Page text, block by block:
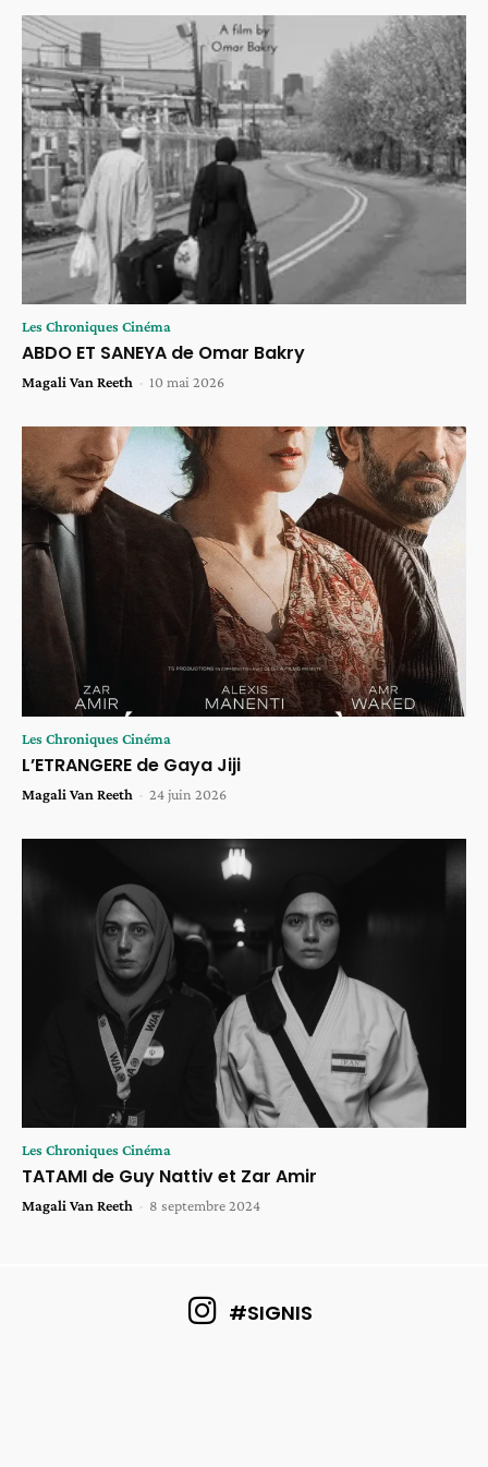
Les Chroniques Cinéma
ABDO ET SANEYA de Omar Bakry
Magali Van Reeth - 10 mai 2026
Les Chroniques Cinéma
L’ETRANGERE de Gaya Jiji
Magali Van Reeth - 24 juin 2026
Les Chroniques Cinéma
TATAMI de Guy Nattiv et Zar Amir
Magali Van Reeth - 8 septembre 2024
#SIGNIS